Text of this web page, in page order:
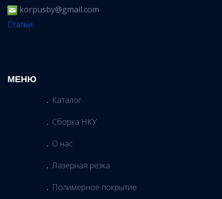
korpusby@gmail.com
Статьи
МЕНЮ
Каталог
Сборка НКУ
О нас
Лазерная резка
Полимерное покрытие